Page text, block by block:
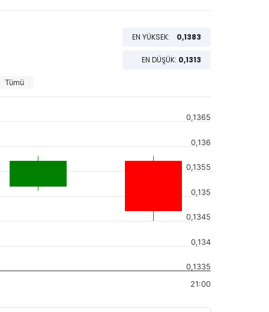
EN YÜKSEK: 0,1383
EN DÜŞÜK: 0,1313
Tümü
21:00
0,1335
0,134
0,1345
0,135
0,1355
0,136
0,1365